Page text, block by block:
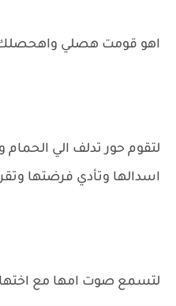
اهو قومت هصلي
لتقوم حور تدلف الي
اسدالها وتأدي فرضتها
لتسمع صوت امها مع